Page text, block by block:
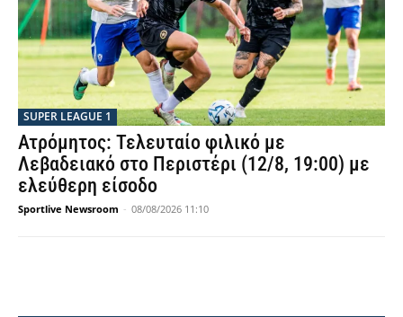
SUPER LEAGUE 1
Ατρόμητος: Τελευταίο φιλικό με
Λεβαδειακό στο Περιστέρι (12/8, 19:00) με
ελεύθερη είσοδο
Sportlive Newsroom - 08/08/2026 11:10